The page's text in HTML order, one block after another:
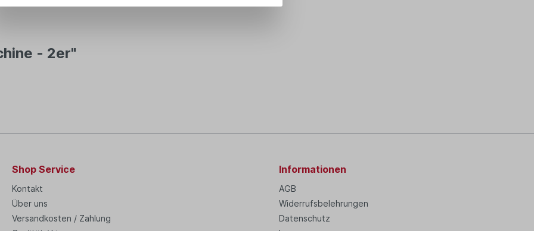
- 2er"
Shop Service
Kontakt
Über uns
Versandkosten / Zahlung
Informationen
AGB
Widerrufsbelehrungen
Datenschutz